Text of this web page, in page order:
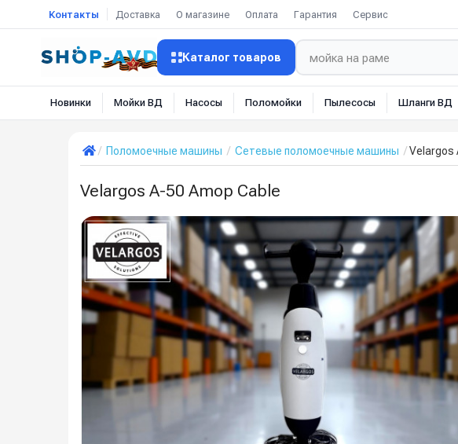
Контакты Доставка О магазине Оплата Гарантия Сервис
Каталог товаров
Новинки Мойки ВД Насосы Поломойки Пылесосы Шланги ВД
Поломоечные машины Сетевые поломоечные машины Velargos
Velargos A-50 Amop Cable